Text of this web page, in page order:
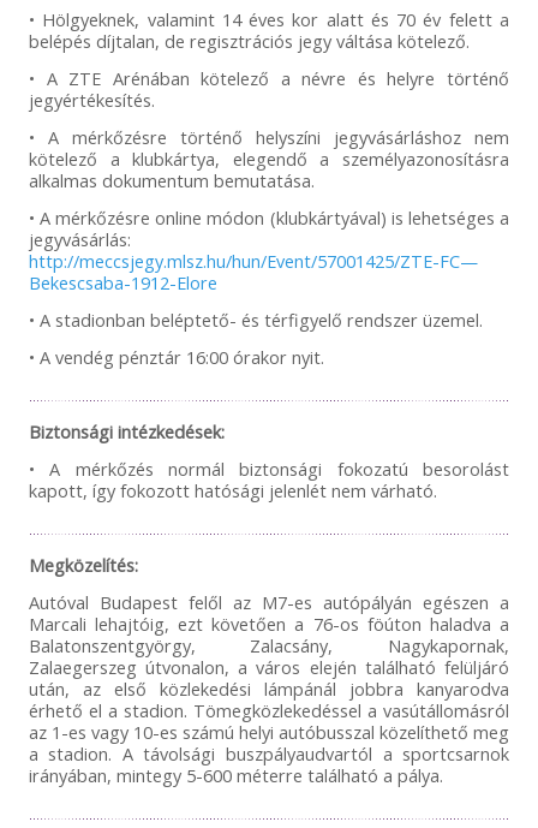
• Hölgyeknek, valamint 14 éves kor alatt és 70 év felett a
belépés díjtalan, de regisztrációs jegy váltása kötelező.
• A ZTE Arénában kötelező a névre és helyre történő
jegyértékesítés.
• A mérkőzésre történő helyszíni jegyvásárláshoz nem
kötelező a klubkártya, elegendő a személyazonosításra
alkalmas dokumentum bemutatása.
• A mérkőzésre online módon (klubkártyával) is lehetséges a
jegyvásárlás:
http://meccsjegy.mlsz.hu/hun/Event/57001425/ZTE-FC—
Bekescsaba-1912-Elore
• A stadionban beléptető- és térfigyelő rendszer üzemel.
• A vendég pénztár 16:00 órakor nyit.
Biztonsági intézkedések:
• A mérkőzés normál biztonsági fokozatú besorolást
kapott, így fokozott hatósági jelenlét nem várható.
Megközelítés:
Autóval Budapest felől az M7-es autópályán egészen a
Marcali lehajtóig, ezt követően a 76-os föúton haladva a
Balatonszentgyörgy, Zalacsány, Nagykapornak,
Zalaegerszeg útvonalon, a város elején található felüljáró
után, az első közlekedési lámpánál jobbra kanyarodva
érhető el a stadion. Tömegközlekedéssel a vasútállomásról
az 1-es vagy 10-es számú helyi autóbusszal közelíthető meg
a stadion. A távolsági buszpályaudvartól a sportcsarnok
irányában, mintegy 5-600 méterre található a pálya.